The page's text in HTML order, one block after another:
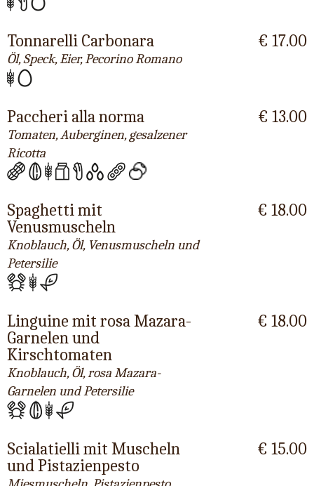
Tonnarelli Carbonara
Öl, Speck, Eier, Pecorino Romano
€ 17.00
Paccheri alla norma
Tomaten, Auberginen, gesalzener
Ricotta
€ 13.00
Spaghetti mit
Venusmuscheln
Knoblauch, Öl, Venusmuscheln und
Petersilie
€ 18.00
Linguine mit rosa Mazara-
Garnelen und
Kirschtomaten
Knoblauch, Öl, rosa Mazara-
Garnelen und Petersilie
€ 18.00
Scialatielli mit Muscheln
und Pistazienpesto
€ 15.00